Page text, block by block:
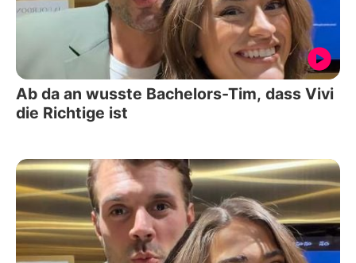
Ab da an wusste Bachelors-Tim, dass Vivi
die Richtige ist